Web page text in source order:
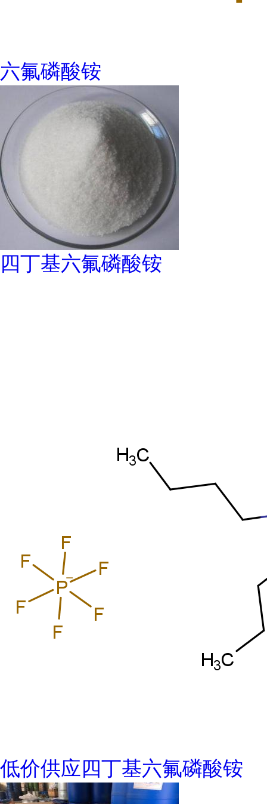
六氟磷酸铵
四丁基六氟磷酸铵
低价供应四丁基六氟磷酸铵